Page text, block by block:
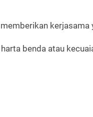
kerjasama
benda atau